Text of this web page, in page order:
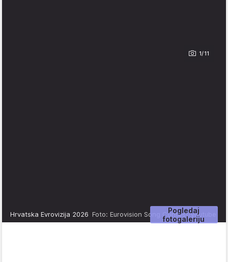
1/11
Pogledaj
fotogaleriju
Hrvatska Evrovizija 2026 Foto: Eurovision Song Contest/youtube